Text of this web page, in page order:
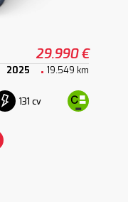
29.990 €
2025 19.549 km
131 cv